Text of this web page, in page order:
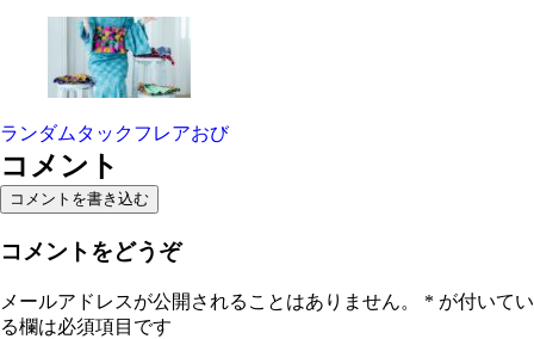
ランダムタックフレアおび
コメント
コメントを書き込む
コメントをどうぞ
メールアドレスが公開されることはありません。 * が付いてい
る欄は必須項目です